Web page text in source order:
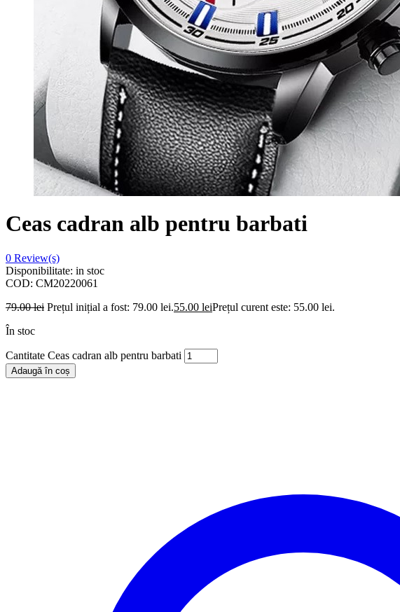
Ceas cadran alb pentru barbati
0 Review(s)
Disponibilitate: in stoc
COD: CM20220061
79.00lei Prețul inițial a fost: 79.00 lei.55.00 leiPrețul curent este: 55.00 lei.
În stoc
Cantitate Ceas cadran alb pentru barbati
Adaugă în coș